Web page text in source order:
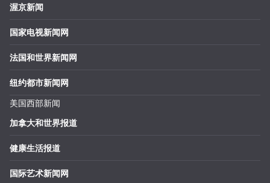
渥京新闻
国家电视新闻网
法国和世界新闻网
纽约都市新闻网
美国西部新闻
加拿大和世界报道
健康生活报道
国际艺术新闻网